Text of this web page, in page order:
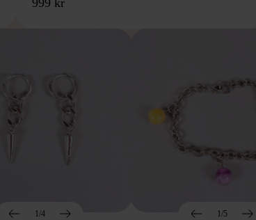
1/4 1/5